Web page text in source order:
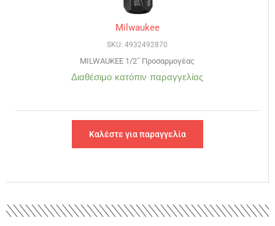
Milwaukee
SKU: 4932492870
MILWAUKEE 1/2˝ Προσαρμογέας
Διαθέσιμο κατόπιν παραγγελίας
Καλέστε για παραγγελία